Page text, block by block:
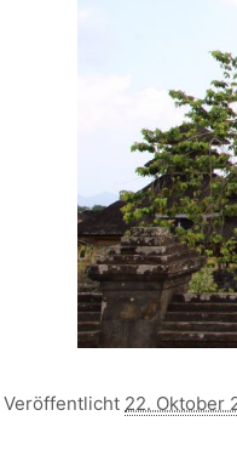
Veröffentlicht 22. Oktober